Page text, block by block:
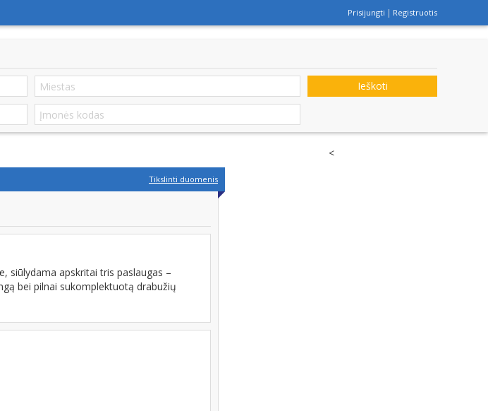
Prisijungti Registruotis
Ieškoti
Tikslinti duomenis
siūlydama apskritai tris paslaugas –
bei pilnai sukomplektuotą drabužių
<